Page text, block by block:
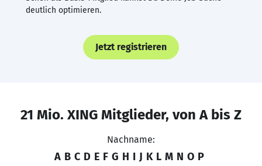
deutlich optimieren.
Jetzt registrieren
21 Mio. XING Mitglieder, von A bis Z
Nachname:
A B C D E F G H I J K L M N O P